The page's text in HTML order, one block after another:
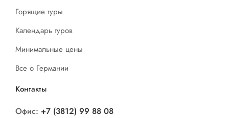
Горящие туры
Календарь туров
Минимальные цены
Все о Германии
Контакты
Офис: +7 (3812) 99 88 08